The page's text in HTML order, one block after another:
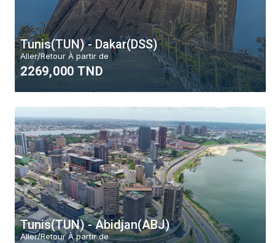
Tunis(TUN) - Dakar(DSS)
Aller/Retour À partir de
2269,000 TND
Tunis(TUN) - Abidjan(ABJ)
Aller/Retour À partir de